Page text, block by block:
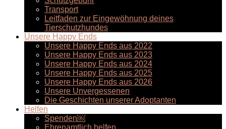
Transport
Leitfaden zur Eingewöhnung deines
Tierschutzhundes
Unsere Happy Ends
Unsere Happy Ends aus 2022
Unsere Happy Ends aus 2023
Unsere Happy Ends aus 2024
Unsere Happy Ends aus 2025
Unsere Happy Ends aus 2026
Unsere Unvergessenen
Die Geschichten unserer Adoptanten
Helfen
Spenden￼
Ehrenamtlich helfen